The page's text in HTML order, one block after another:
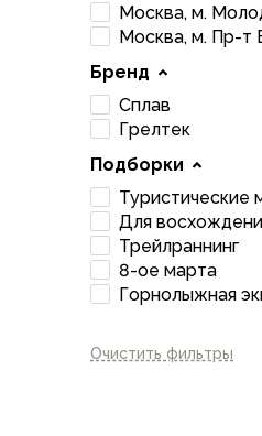
Шорты
Брюки с
Термобелье
Термофутболки
Термокальсоны
Термотрусы
Комбинезоны,
Футболки,
Рубашки
Толстовки, худи
Нижнее белье
Спелеокомбинезоны
Куртки
Москва, м.
Москва, м. Пр-т
Бренд
Сплав
Грелтек
Подборки
Туристические
Для
Трейлраннинг
8-ое марта
Горнолыжная
Очистить фильтры